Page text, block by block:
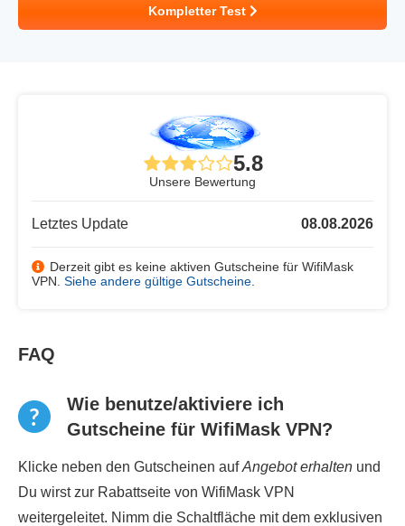
Kompletter Test
5.8
Unsere Bewertung
Letztes Update 08.08.2026
Derzeit gibt es keine aktiven Gutscheine für WifiMask
VPN. Siehe andere gültige Gutscheine
FAQ
Wie benutze/aktiviere ich
Gutscheine für WifiMask VPN?
Klicke neben den Gutscheinen aufAngebot erhalten und
Du wirst zur Rabattseite von WifiMask VPN
weitergeleitet. Nimm die Schaltfläche mit dem exklusiven